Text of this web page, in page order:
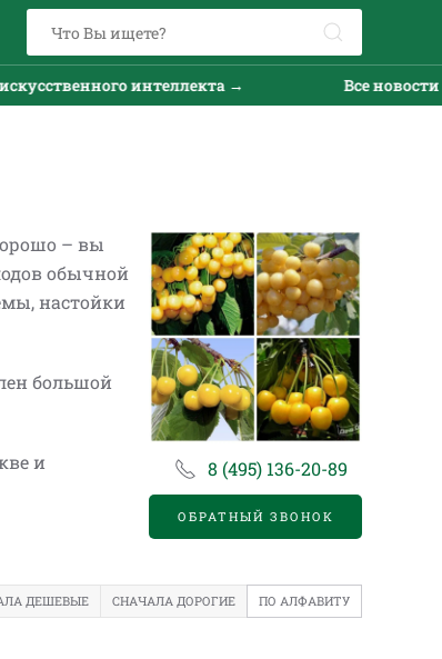
интеллекта → Все новости
8 (495) 136-20-89
ОБРАТНЫЙ ЗВОНОК
– вы
обычной
настойки
большой
и
ДЕШЕВЫЕ СНАЧАЛА ДОРОГИЕ ПО АЛФАВИТУ